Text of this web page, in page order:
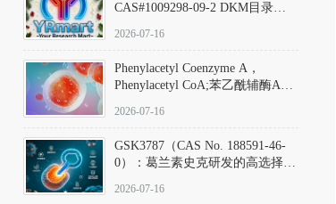
CAS#1009298-09-2 DKM目录号
激酶抑制剂的深度剖析
2026-07-16
Phenylacetyl Coenzyme A，
Phenylacetyl CoA;苯乙酰辅酶A
2026-07-16
GSK3787（CAS No. 188591-46-
0）：葛兰素史克研发的高选择
抗剂，被广泛视为研究PPARδ核
2026-07-16